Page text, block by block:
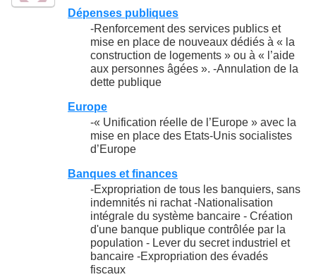
Dépenses publiques
-Renforcement des services publics et
mise en place de nouveaux dédiés à « la
construction de logements » ou à « l’aide
aux personnes âgées ». -Annulation de la
dette publique
Europe
-« Unification réelle de l’Europe » avec la
mise en place des Etats-Unis socialistes
d’Europe
Banques et finances
-Expropriation de tous les banquiers, sans
indemnités ni rachat -Nationalisation
intégrale du système bancaire - Création
d'une banque publique contrôlée par la
population - Lever du secret industriel et
bancaire -Expropriation des évadés
fiscaux